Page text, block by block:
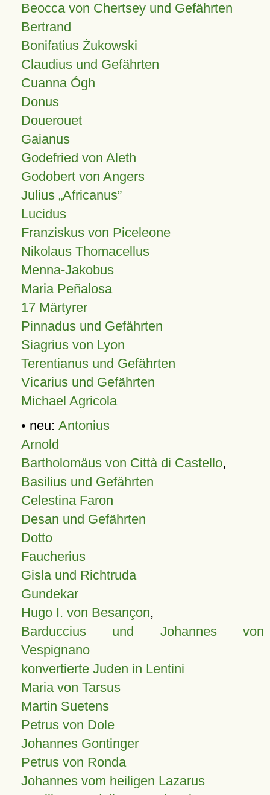
Beocca von Chertsey und Gefährten
Bertrand
Bonifatius Żukowski
Claudius und Gefährten
Cuanna Ógh
Donus
Douerouet
Gaianus
Godefried von Aleth
Godobert von Angers
Julius Africanus
Lucidus
Franziskus von Piceleone
Nikolaus Thomacellus
Menna-Jakobus
Maria Peñalosa
17 Märtyrer
Pinnadus und Gefährten
Siagrius von Lyon
Terentianus und Gefährten
Vicarius und Gefährten
Michael Agricola
• neu: Antonius
Arnold
Bartholomäus von Città di Castello,
Basilius und Gefährten
Celestina Faron
Desan und Gefährten
Dotto
Faucherius
Gisla und Richtruda
Gundekar
Hugo I. von Besançon,
Barduccius und Johannes von
Vespignano
konvertierte Juden in Lentini
Maria von Tarsus
Martin Suetens
Petrus von Dole
Johannes Gontinger
Petrus von Ronda
Johannes vom heiligen Lazarus